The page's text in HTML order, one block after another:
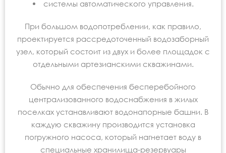
системы автоматического управления.
При большом водопотреблении, как правило,
проектируется рассредоточенный водозаборный
узел, который состоит из двух и более площадок с
отдельными артезианскими скважинами.
Обычно для обеспечения бесперебойного
централизованного водоснабжения в жилых
поселках устанавливают водонапорные башни. В
каждую скважину производится установка
погружного насоса, который нагнетает воду в
специальные хранилища-резервуары